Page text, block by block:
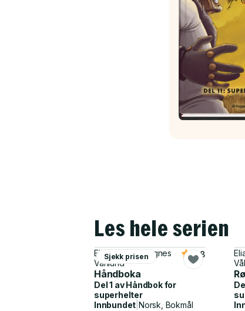
Les hele serien
Sjekk prisen
Elias Våhlund, Agnes
Våhlund
Håndboka
4.8
Del 1 avHåndbok for
superhelter
Innbundet |Norsk, Bokmål